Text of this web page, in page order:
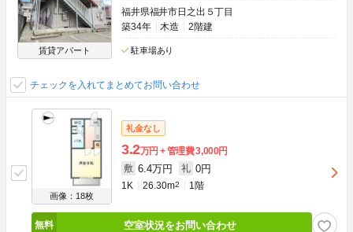
賃貸アパート
福井県福井市日之出５丁目
築34年
木造 2階建
駐車場あり
チェックを入れてまとめてお問い合わせ
画像：18枚
礼金なし
3.2万円 管理費3,000円
敷 6.4万円 礼 0円
1K 26.30m2 1階
空室状況をお問い合わせ